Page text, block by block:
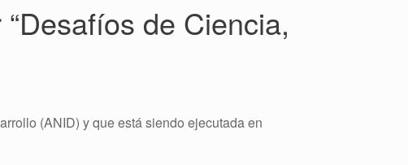
de Ciencia,
(ANID) y que está siendo ejecutada en